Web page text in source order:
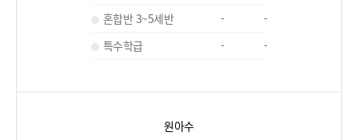
혼합반 3~5세반
-
-
특수학급
- -
원아수